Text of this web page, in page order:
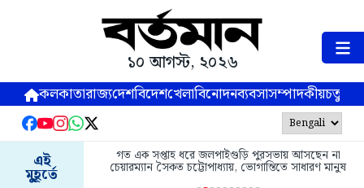
১০ আগস্ট, ২০২৬
কলকাতারাজ্যদেশবিদেশখেলাবিনোদনব্যবসাসম্পাদকীয়
এই
মুহূর্তে
গত এক সপ্তাহ ধরে জলপাইগুড়ি পুরসভায় আসছেন না
চেয়ারম্যান সৈকত চট্টোপাধ্যায়, ভোগান্তিতে সাধারণ মানুষ